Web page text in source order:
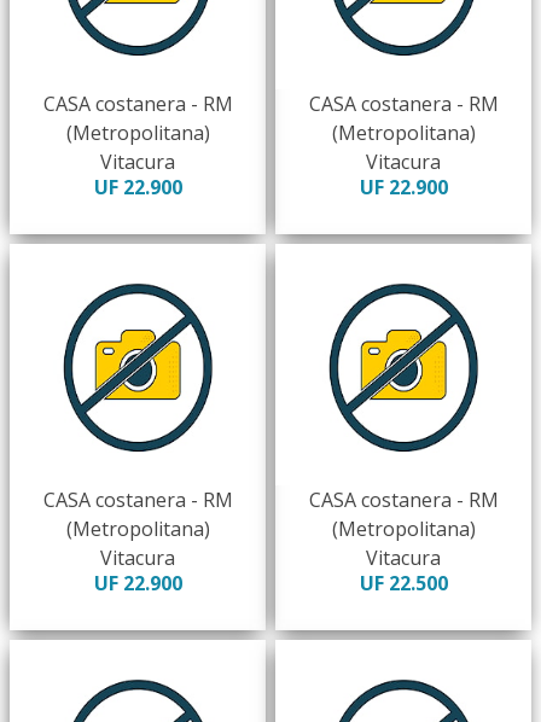
CASA costanera - RM
(Metropolitana)
Vitacura
UF 22.900
CASA costanera - RM
(Metropolitana)
Vitacura
UF 22.900
CASA costanera - RM
(Metropolitana)
Vitacura
UF 22.900
CASA costanera - RM
(Metropolitana)
Vitacura
UF 22.500